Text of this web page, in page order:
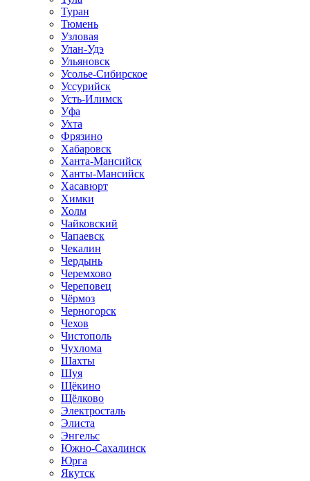
Туран
Тюмень
Узловая
Улан-Удэ
Ульяновск
Усолье-Сибирское
Уссурийск
Усть-Илимск
Уфа
Ухта
Фрязино
Хабаровск
Ханта-Мансийск
Ханты-Мансийск
Хасавюрт
Химки
Холм
Чайковский
Чапаевск
Чекалин
Чердынь
Черемхово
Череповец
Чёрмоз
Черногорск
Чехов
Чистополь
Чухлома
Шахты
Шуя
Щёкино
Щёлково
Электросталь
Элиста
Энгельс
Южно-Сахалинск
Юрга
Якутск